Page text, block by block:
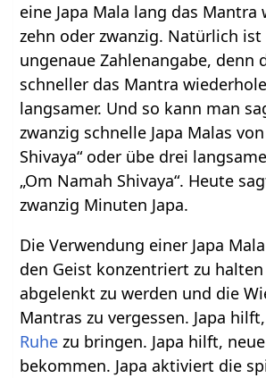
eine Japa Mala lang das Mantra
zehn oder zwanzig. Natürlich ist
ungenaue Zahlenangabe, denn
schneller das Mantra
langsamer. Und so kann man
zwanzig schnelle Japa Malas
Shivaya“ oder übe drei
„Om Namah Shivaya“. Heute
zwanzig Minuten Japa.
Die Verwendung einer Japa
den Geist konzentriert zu
abgelenkt zu werden und die
Mantras zu vergessen. Japa
Ruhe zu bringen. Japa hilft,
bekommen. Japa aktiviert die